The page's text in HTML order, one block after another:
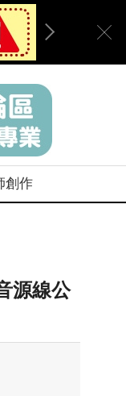
創作
源線公